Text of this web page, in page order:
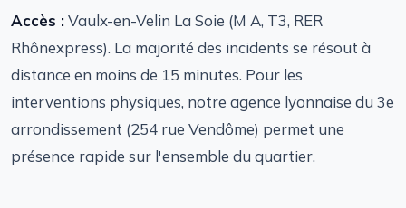
Accès :Vaulx-en-Velin La Soie (M A, T3, RER
Rhônexpress). La majorité des incidents se résout à
distance en moins de 15 minutes. Pour les
interventions physiques, notre agence lyonnaise du 3e
arrondissement (254 rue Vendôme) permet une
présence rapide sur l'ensemble du quartier.